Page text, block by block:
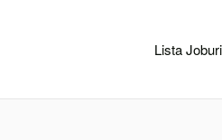
Lista Joburi